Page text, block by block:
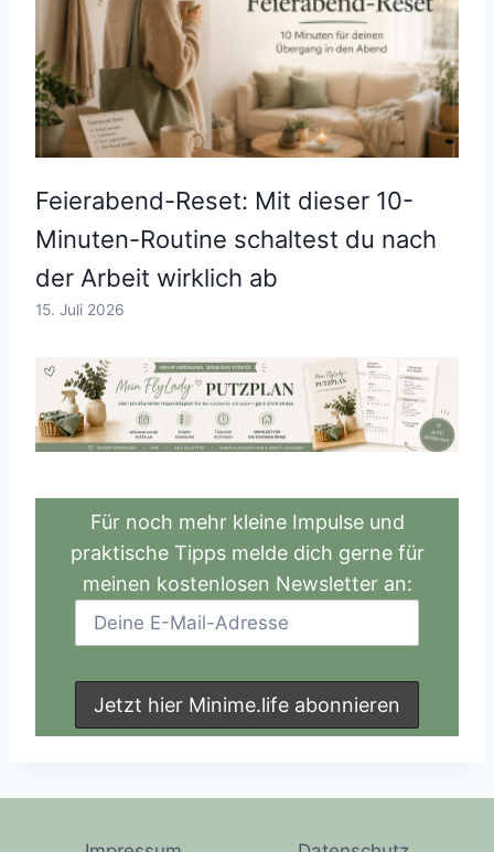
Feierabend-Reset: Mit dieser 10-
Minuten-Routine schaltest du nach
der Arbeit wirklich ab
15. Juli 2026
Für noch mehr kleine Impulse und
praktische Tipps melde dich gerne für
meinen kostenlosen Newsletter an: